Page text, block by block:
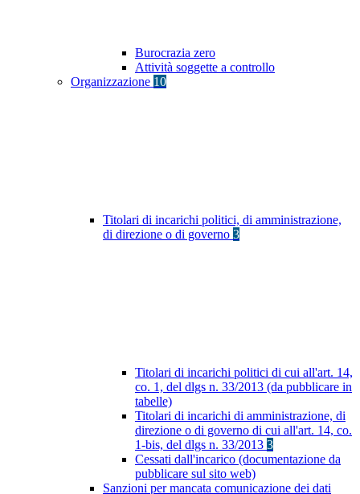
Burocrazia zero
Attività soggette a controllo
Organizzazione 10
Titolari di incarichi politici, di amministrazione,
di direzione o di governo 3
Titolari di incarichi politici di cui all'art. 14,
co. 1, del dlgs n. 33/2013 (da pubblicare in
tabelle)
Titolari di incarichi di amministrazione, di
direzione o di governo di cui all'art. 14, co.
1-bis, del dlgs n. 33/2013 3
Cessati dall'incarico (documentazione da
pubblicare sul sito web)
Sanzioni per mancata comunicazione dei dati